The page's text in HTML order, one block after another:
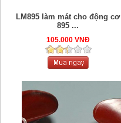
LM895 làm mát cho động cơ
895 ...
105.000 VNĐ